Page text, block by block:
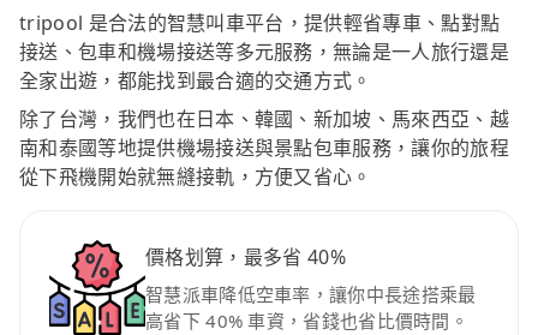
tripool 是合法的智慧叫車平台，提供輕省專車、點對點
接送、包車和機場接送等多元服務，無論是一人旅行還是
全家出遊，都能找到最合適的交通方式。
除了台灣，我們也在日本、韓國、新加坡、馬來西亞、越
南和泰國等地提供機場接送與景點包車服務，讓你的旅程
從下飛機開始就無縫接軌，方便又省心。
價格划算，最多省 40%
智慧派車降低空車率，讓你中長途搭乘最
高省下 40% 車資，省錢也省比價時間。